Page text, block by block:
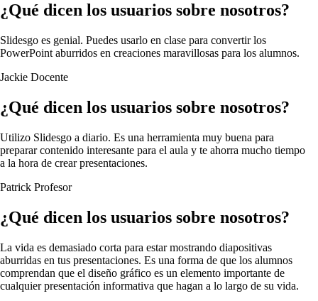
¿Qué dicen los usuarios sobre nosotros?
Slidesgo es genial. Puedes usarlo en clase para convertir los
PowerPoint aburridos en creaciones maravillosas para los alumnos.
Jackie Docente
¿Qué dicen los usuarios sobre nosotros?
Utilizo Slidesgo a diario. Es una herramienta muy buena para
preparar contenido interesante para el aula y te ahorra mucho tiempo
a la hora de crear presentaciones.
Patrick Profesor
¿Qué dicen los usuarios sobre nosotros?
La vida es demasiado corta para estar mostrando diapositivas
aburridas en tus presentaciones. Es una forma de que los alumnos
comprendan que el diseño gráfico es un elemento importante de
cualquier presentación informativa que hagan a lo largo de su vida.